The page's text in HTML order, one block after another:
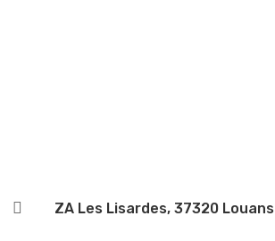
 ZA Les Lisardes, 37320 Louans